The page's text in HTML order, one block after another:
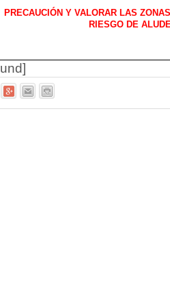
PRECAUCIÓN Y VALORAR LAS
RIESGO DE